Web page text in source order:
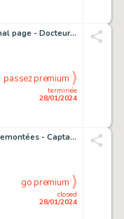
Wasterlain, Marc - 1 Original page - Docteur Poche T10 - Docteur Poche et le père Noël - 1995
terminée
28/01/2024
passez premium
Kirby, Kack - 13 Planches remontées - Captain America - L'Effroyable adaptôide - 1975
closed
28/01/2024
go premium